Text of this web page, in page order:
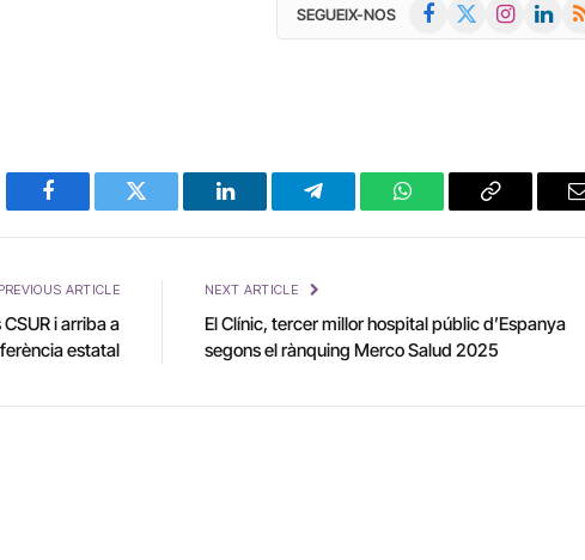
SEGUEIX-NOS Facebook InstagramLinkedIn
Facebook Twitter LinkedIn Telegram WhatsAppCopy
ARTICLE
i arriba a
estatal
NEXT ARTICLE
El Clínic, tercer millor hospital públic d’Espanya
segons el rànquing Merco Salud 2025